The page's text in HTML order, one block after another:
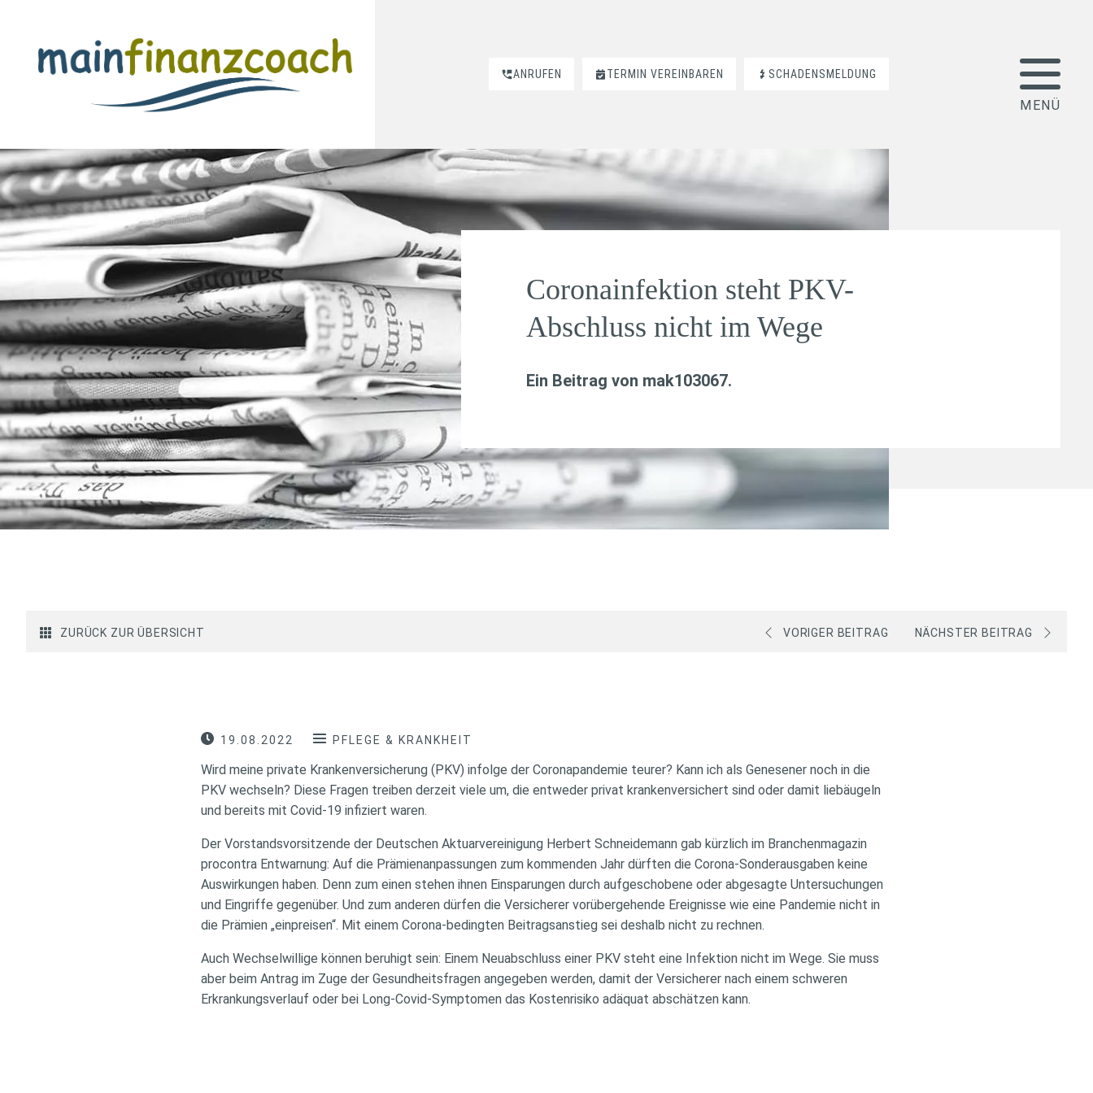
ANRUFEN TERMIN VEREINBAREN SCHADENSMELDUNG
Coronainfektion steht PKV-
Abschluss nicht im Wege
Ein Beitrag von mak103067.
ZURÜCK ZUR ÜBERSICHT VORIGER BEITRAG NÄCHSTER BEITRAG
19.08.2022 PFLEGE & KRANKHEIT
Wird meine private Krankenversicherung (PKV) infolge der Coronapandemie teurer? Kann ich als Genesener noch in die
PKV wechseln? Diese Fragen treiben derzeit viele um, die entweder privat krankenversichert sind oder damit liebäugeln
und bereits mit Covid-19 infiziert waren.
Der Vorstandsvorsitzende der Deutschen Aktuarvereinigung Herbert Schneidemann gab kürzlich im Branchenmagazin
procontra Entwarnung: Auf die Prämienanpassungen zum kommenden Jahr dürften die Corona-Sonderausgaben keine
Auswirkungen haben. Denn zum einen stehen ihnen Einsparungen durch aufgeschobene oder abgesagte Untersuchungen
und Eingriffe gegenüber. Und zum anderen dürfen die Versicherer vorübergehende Ereignisse wie eine Pandemie nicht in
die Prämien „einpreisen“. Mit einem Corona-bedingten Beitragsanstieg sei deshalb nicht zu rechnen.
Auch Wechselwillige können beruhigt sein: Einem Neuabschluss einer PKV steht eine Infektion nicht im Wege. Sie muss
aber beim Antrag im Zuge der Gesundheitsfragen angegeben werden, damit der Versicherer nach einem schweren
Erkrankungsverlauf oder bei Long-Covid-Symptomen das Kostenrisiko adäquat abschätzen kann.